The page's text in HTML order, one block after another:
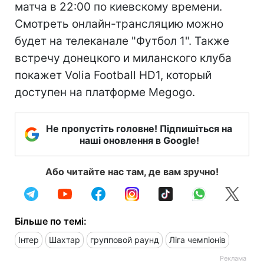
матча в 22:00 по киевскому времени.
Смотреть онлайн-трансляцию можно
будет на телеканале "Футбол 1". Также
встречу донецкого и миланского клуба
покажет Volia Football HD1, который
доступен на платформе Megogo.
Не пропустіть головне! Підпишіться на
наші оновлення в Google!
Або читайте нас там, де вам зручно!
Більше по темі:
Інтер Шахтар групповой раунд Ліга чемпіонів